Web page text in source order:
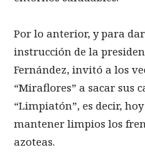
Por lo anterior, y para
instrucción de la
Fernández, invitó a los
“Miraflores” a sacar sus
“Limpiatón”, es decir,
mantener limpios los
azoteas.